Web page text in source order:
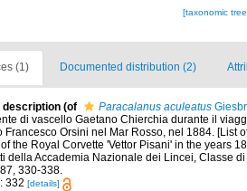
[taxonomic
(1) Documented distribution (2)
description (of Paracalanus aculeatus
di vascello Gaetano Chierchia durante il
Francesco Orsini nel Mar Rosso, nel 1884.
the Royal Corvette 'Vettor Pisani' in the years
della Accademia Nazionale dei Lincei, Classe
330-338.
332 [details]